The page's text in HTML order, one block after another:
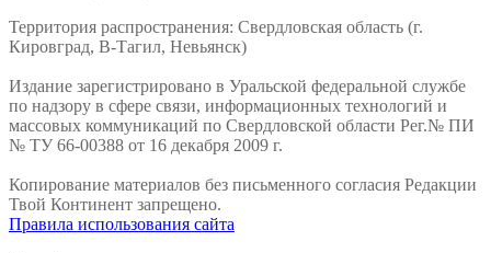
Территория распространения: Свердловская область (г.
Кировград, В-Тагил, Невьянск)
Издание зарегистрировано в Уральской федеральной службе
по надзору в сфере связи, информационных технологий и
массовых коммуникаций по Свердловской области Рег.№ ПИ
№ ТУ 66-00388 от 16 декабря 2009 г.
Копирование материалов без письменного согласия Редакции
Твой Континент запрещено.
Правила использования сайта